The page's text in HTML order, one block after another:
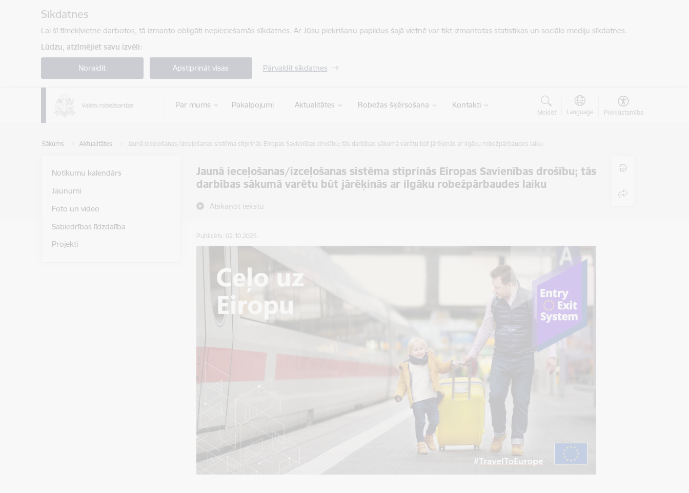
Sīkdatnes
Lai šī tīmekļvietne darbotos, tā izmanto obligāti nepieciešamās sīkdatnes. Ar Jūsu piekrišanu papildus šajā vietnē var tikt izmantotas statistikas un sociālo mediju sīkdatnes.
Lūdzu, atzīmējiet savu izvēli:
Noraidīt Apstiprināt visas Pārvaldīt sīkdatnes
Par mums Pakalpojumi Aktualitātes Robežas šķērsošana Kontakti
Meklēt Language Piekļūstamība
Sākums Aktualitātes Jaunā ieceļošanas/izceļošanas sistēma stiprinās Eiropas Savienības drošību; tās darbības sākumā varētu būt jārēķinās ar ilgāku robežpārbaudes laiku
Jaunā ieceļošanas/izceļošanas sistēma stiprinās Eiropas Savienības drošību; tās
darbības sākumā varētu būt jārēķinās ar ilgāku robežpārbaudes laiku
Atskaņot tekstu
Notikumu kalendārs
Jaunumi
Foto un video
Sabiedrības līdzdalība
Projekti
Publicēts: 02.10.2025.